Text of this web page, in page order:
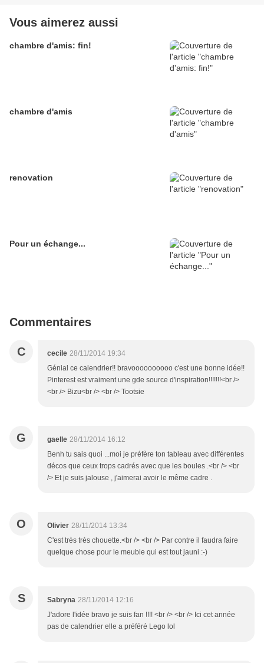
Vous aimerez aussi
chambre d'amis: fin!
chambre d'amis
renovation
Pour un échange...
Commentaires
C cecile 28/11/2014 19:34
Génial ce calendrier!! bravoooooooooo c'est une bonne idée!!
Pinterest est vraiment une gde source d'inspiration!!!!!!!<br />
<br /> Bizu<br /> <br /> Tootsie
G gaelle 28/11/2014 16:12
Benh tu sais quoi ...moi je préfère ton tableau avec différentes
décos que ceux trops cadrés avec que les boules .<br /> <br
/> Et je suis jalouse , j'aimerai avoir le même cadre .
O Olivier 28/11/2014 13:34
C'est très très chouette.<br /> <br /> Par contre il faudra faire
quelque chose pour le meuble qui est tout jauni :-)
S Sabryna 28/11/2014 12:16
J'adore l'idée bravo je suis fan !!!! <br /> <br /> Ici cet année
pas de calendrier elle a préféré Lego lol